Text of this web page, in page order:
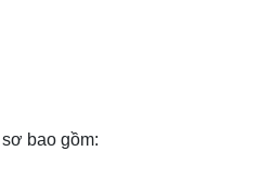
bao gồm: